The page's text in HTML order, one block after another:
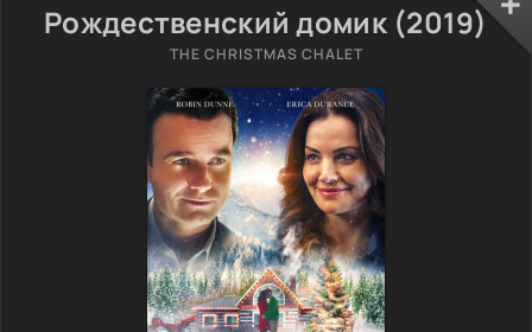
Рождественский домик (2019)
THE CHRISTMAS CHALET